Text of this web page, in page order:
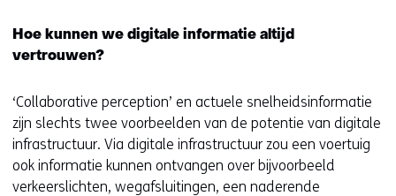
Hoe kunnen we digitale informatie altijd
vertrouwen?
‘Collaborative perception’ en actuele snelheidsinformatie
zijn slechts twee voorbeelden van de potentie van digitale
infrastructuur. Via digitale infrastructuur zou een voertuig
ook informatie kunnen ontvangen over bijvoorbeeld
verkeerslichten, wegafsluitingen, een naderende